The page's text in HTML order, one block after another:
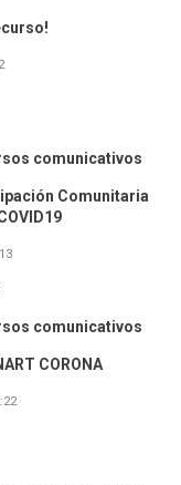
comunicativos
Comunitaria
comunicativos
CORONA